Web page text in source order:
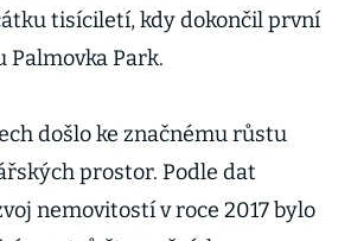
tisíciletí, kdy dokončil první
Palmovka Park.
došlo ke značnému růstu
prostor. Podle dat
nemovitostí v roce 2017 bylo